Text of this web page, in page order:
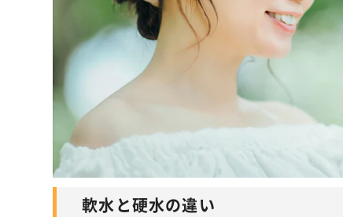
軟水と硬水の違い